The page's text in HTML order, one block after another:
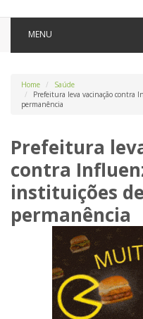
MENU
Home
Saúde
Prefeitura leva vacinação contra
permanência
Prefeitura
contra
instituições
permanência